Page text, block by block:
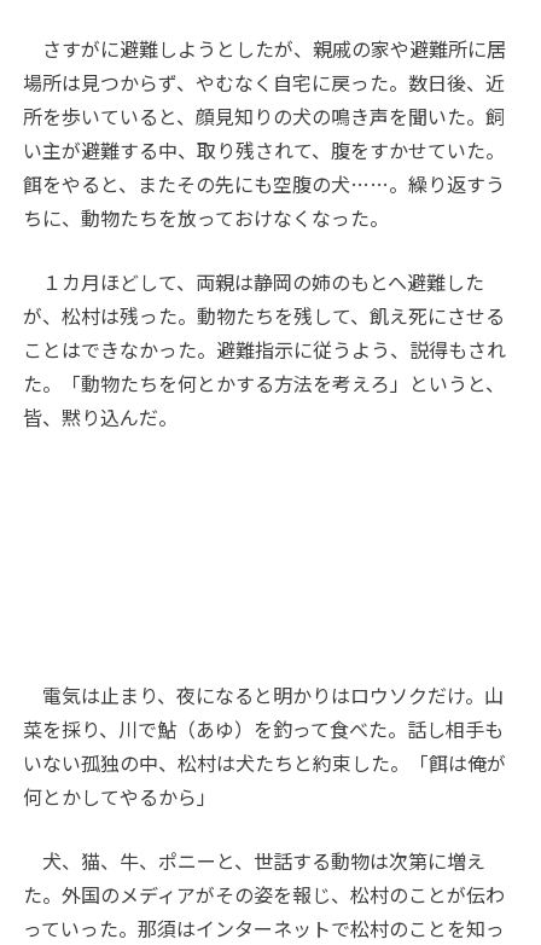
さすがに避難しようとしたが、親戚の家や避難所に居
場所は見つからず、やむなく自宅に戻った。数日後、近
所を歩いていると、顔見知りの犬の鳴き声を聞いた。飼
い主が避難する中、取り残されて、腹をすかせていた。
餌をやると、またその先にも空腹の犬……。繰り返すう
ちに、動物たちを放っておけなくなった。
１カ月ほどして、両親は静岡の姉のもとへ避難した
が、松村は残った。動物たちを残して、飢え死にさせる
ことはできなかった。避難指示に従うよう、説得もされ
た。「動物たちを何とかする方法を考えろ」というと、
皆、黙り込んだ。
電気は止まり、夜になると明かりはロウソクだけ。山
菜を採り、川で鮎（あゆ）を釣って食べた。話し相手も
いない孤独の中、松村は犬たちと約束した。「餌は俺が
何とかしてやるから」
犬、猫、牛、ポニーと、世話する動物は次第に増え
た。外国のメディアがその姿を報じ、松村のことが伝わ
っていった。那須はインターネットで松村のことを知っ